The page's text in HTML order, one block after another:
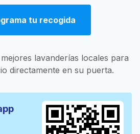
tu recogida
lavanderías locales para
directamente en su puerta.